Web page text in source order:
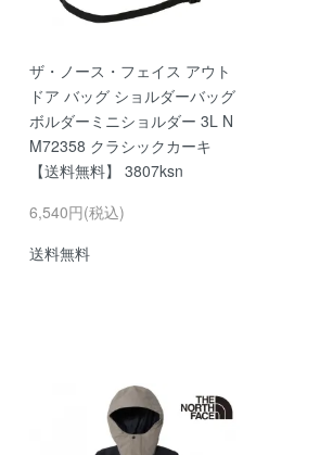
ザ・ノース・フェイス アウト
ドア バッグ ショルダーバッグ
ボルダーミニショルダー 3L N
M72358 クラシックカーキ
【送料無料】 3807ksn
6,540円(税込)
送料無料